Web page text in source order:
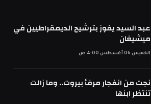
عبد السيد يفوز بترشيح الديمقراطيين في
ميشيغان
الخميس 06 أغسطس 4:00 ص
نجت من انفجار مرفأ بيروت.. وما زالت
تنتظر ابنها